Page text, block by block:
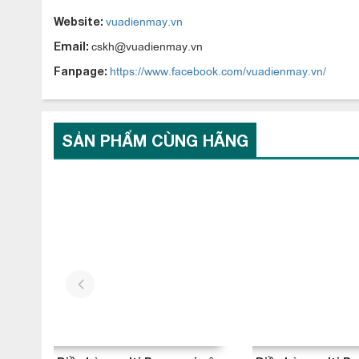
Điều hòa multi Panasonic âm trần CS-
Website: vuadienmay.vn
Email: cskh@vuadienmay.vn
Fanpage: https://www.facebook.com/vuadienmay.vn/
SẢN PHẨM CÙNG HÃNG